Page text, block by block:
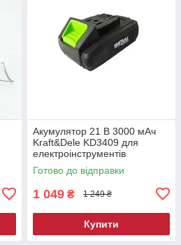
Акумулятор 21 В 3000 мАч
Kraft&Dele KD3409 для
електроінструментів
Готово до відправки
1 049 ₴ 1 249 ₴
Купити